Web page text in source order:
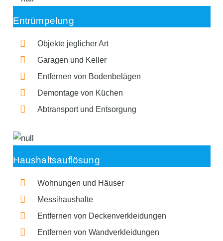
Entrümpelung
Objekte jeglicher Art
Garagen und Keller
Entfernen von Bodenbelägen
Demontage von Küchen
Abtransport und Entsorgung
Haushaltsauflösung
Wohnungen und Häuser
Messihaushalte
Entfernen von Deckenverkleidungen
Entfernen von Wandverkleidungen